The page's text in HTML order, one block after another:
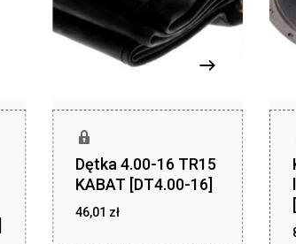
Dętka 4.00-16 TR15
KABAT [DT4.00-16]
46,01 zł